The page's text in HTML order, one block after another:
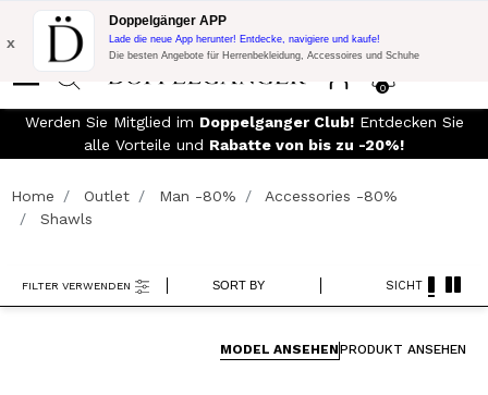
Blitzangebot:
10% Extra-Rabatt auf 300€ Einkauf mit Code:
DOPPEL300
0
x
Doppelgänger APP
Lade die neue App herunter! Entdecke, navigiere und kaufe!
Die besten Angebote für Herrenbekleidung, Accessoires und Schuhe
KOSTENLOSER VERSAND- Für Bestellungen über 149,90€
und einfache Rückgabe
Home Outlet Man -80%
Accessories -80%
Shawls
SORT BY
FILTER VERWENDEN SICHT
MODEL ANSEHENPRODUKT ANSEHEN